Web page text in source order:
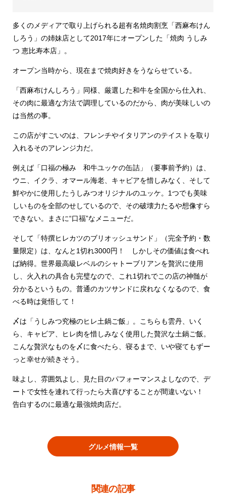
多くのメディアで取り上げられる超有名焼肉割烹「西麻布けん
しろう」の姉妹店として2017年にオープンした「焼肉 うしみ
つ 恵比寿本店」。
オープン当時から、現在まで焼肉好きをうならせている。
「西麻布けんしろう」同様、厳選した和牛を全国から仕入れ、
その肉に最適な方法で調理しているのだから、肉が美味しいの
は当然の事。
この店がすごいのは、フレンチやイタリアンのテイストを取り
入れるそのアレンジ力だ。
例えば「口福の極み 和牛ユッケの缶詰」（要事前予約）は、
ウニ、イクラ、オマール海老、キャビアを惜しみなく、そして
鮮やかに使用したうしみつオリジナルのユッケ。1つでも美味
しいものを全部のせしているので、その破壊力たるや想像すら
できない。まさに“口福”なメニューだ。
そして「特撰ヒレカツのブリオッシュサンド」（完全予約・数
量限定）は、なんと1切れ3000円！ しかしその価値は食べれ
ば納得。世界最高級レベルのシャトーブリアンを贅沢に使用
し、火入れの具合も完璧なので、これ1切れでこの店の神髄が
分かるというもの。普通のカツサンドに戻れなくなるので、食
べる時は覚悟して！
〆は「うしみつ究極のヒレ土鍋ご飯」。こちらも雲丹、いく
ら、キャビア、ヒレ肉を惜しみなく使用した贅沢な土鍋ご飯。
こんな贅沢なものを〆に食べたら、寝るまで、いや寝てもずー
っと幸せが続きそう。
味よし、雰囲気よし、見た目のパフォーマンスよしなので、デ
ートで女性を連れて行ったら大喜びすることが間違いない！
告白するのに最適な最強焼肉店だ。
グルメ情報一覧
関連の記事